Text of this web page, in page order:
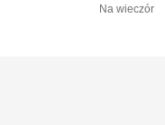
Na wieczór